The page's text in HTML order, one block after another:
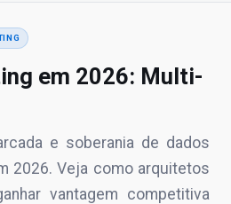
em 2026: Multi-
e soberania de dados
2026. Veja como arquitetos
vantagem competitiva